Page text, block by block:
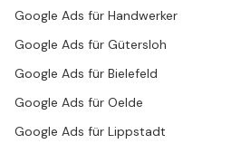
Google Ads für Handwerker
Google Ads für Gütersloh
Google Ads für Bielefeld
Google Ads für Oelde
Google Ads für Lippstadt